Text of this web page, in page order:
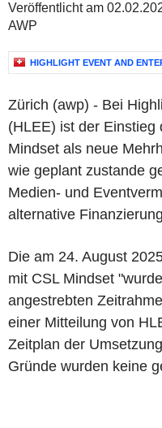
Veröffentlicht am
AWP
HIGHLIGHT EVENT AND
Zürich (awp) - Bei
(HLEE) ist der Einstieg
Mindset als neue
wie geplant zustande
Medien- und
alternative
Die am 24. August
mit CSL Mindset
angestrebten
einer Mitteilung von
Zeitplan der
Gründe wurden keine